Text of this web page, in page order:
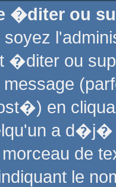
�diter ou
soyez
�diter ou
en
a
de
le